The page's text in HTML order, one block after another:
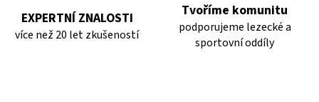
EXPERTNÍ ZNALOSTI
více než 20 let zkušeností
Tvoříme komunitu
podporujeme lezecké a
sportovní oddíly